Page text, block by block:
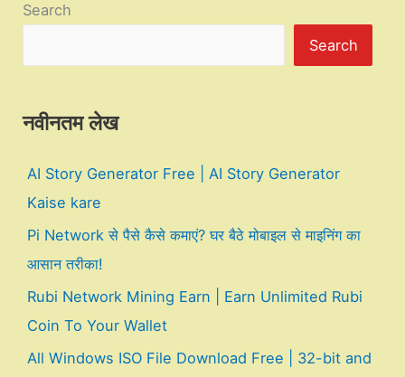
Search
Search
नवीनतम लेख
AI Story Generator Free | AI Story Generator
Kaise kare
Pi Network से पैसे कैसे कमाएं? घर बैठे मोबाइल से माइनिंग का
आसान तरीका!
Rubi Network Mining Earn | Earn Unlimited Rubi
Coin To Your Wallet
All Windows ISO File Download Free | 32-bit and